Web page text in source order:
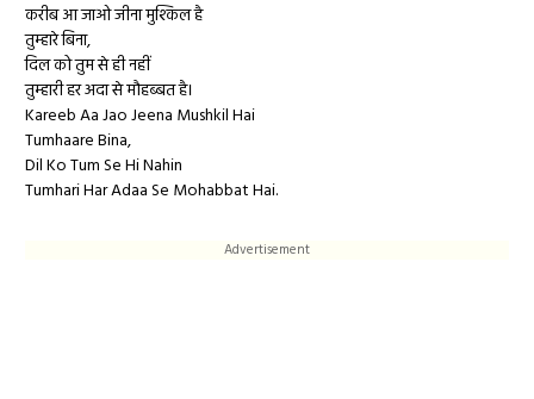
करीब आ जाओ जीना मुश्किल है
तुम्हारे बिना,
दिल को तुम से ही नहीं
तुम्हारी हर अदा से मौहब्बत है।
Kareeb Aa Jao Jeena Mushkil Hai
Tumhaare Bina,
Dil Ko Tum Se Hi Nahin
Tumhari Har Adaa Se Mohabbat Hai.
Advertisement